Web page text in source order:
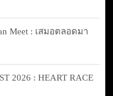
Meet : เสมอตลอดมา
2026 : HEART RACE